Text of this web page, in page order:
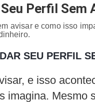
Perfil Sem
avisar e como isso
SEU PERFIL
e isso
imagina. Mesmo